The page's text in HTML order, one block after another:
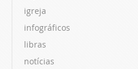
igreja
infográficos
libras
notícias